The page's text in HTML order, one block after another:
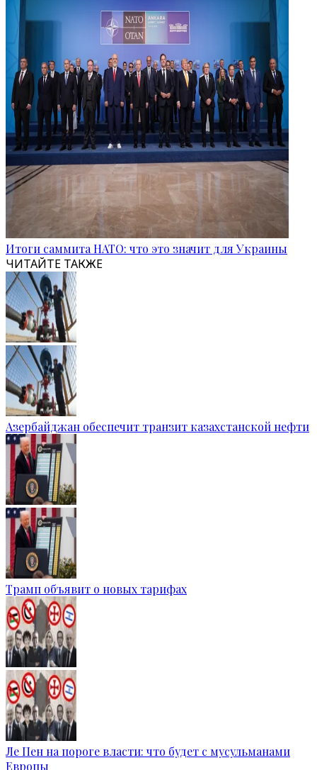
Итоги саммита НАТО: что это значит для Украины
ЧИТАЙТЕ ТАКЖЕ
Азербайджан обеспечит транзит казахстанской нефти
Трамп объявит о новых тарифах
Ле Пен на пороге власти: что будет с мусульманами
Европы